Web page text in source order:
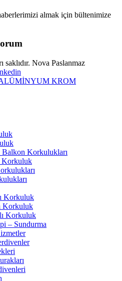
almak için bültenimize
Nova Paslanmaz
Korkulukları
Korkuluk
Korkuluk
Korkuluk
Korkuluk
– Sundurma